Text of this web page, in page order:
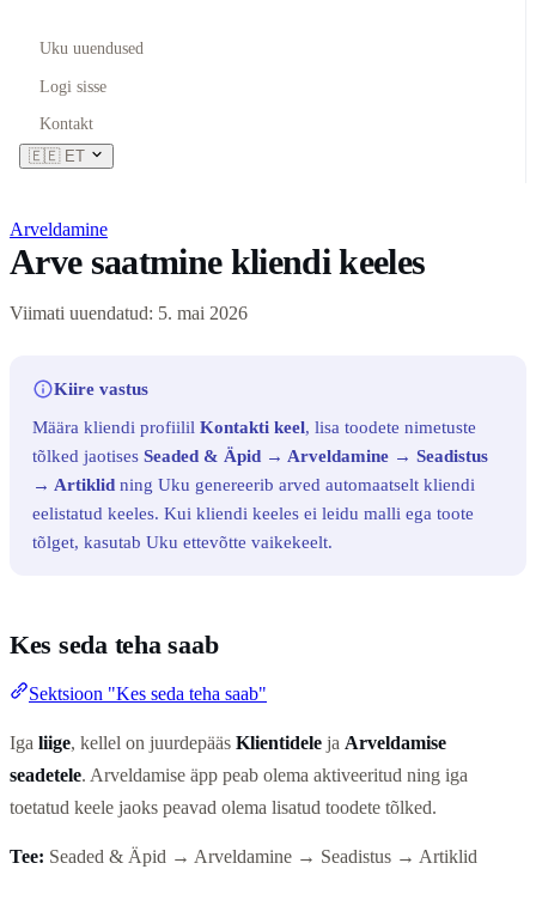
Uku uuendused
Logi sisse
Kontakt
🇪🇪 ET
Arveldamine
Arve saatmine kliendi keeles
Viimati uuendatud: 5. mai 2026
Kiire vastus
Määra kliendi profiililKontakti keel, lisa toodete nimetuste
tõlked jaotisesSeaded & Äpid → Arveldamine → Seadistus
→ Artiklid ning Uku genereerib arved automaatselt kliendi
eelistatud keeles. Kui kliendi keeles ei leidu malli ega toote
tõlget, kasutab Uku ettevõtte vaikekeelt.
Kes seda teha saab
Sektsioon "Kes seda teha saab"
Iga liige, kellel on juurdepääs Klientidele ja Arveldamise
seadetele. Arveldamise äpp peab olema aktiveeritud ning iga
toetatud keele jaoks peavad olema lisatud toodete tõlked.
Tee: Seaded & Äpid → Arveldamine → Seadistus → Artiklid